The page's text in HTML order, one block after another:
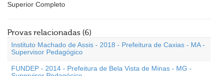
Superior Completo
Provas relacionadas (6)
Instituto Machado de Assis - 2018 - Prefeitura de Caxias - MA -
Supervisor Pedagógico
FUNDEP - 2014 - Prefeitura de Bela Vista de Minas - MG -